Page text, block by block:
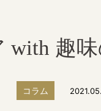
with 趣
コラム